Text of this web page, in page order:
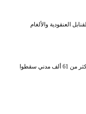
العنقودية والألغام
أكثر من 61 ألف مدني سقطوا